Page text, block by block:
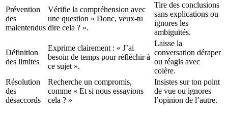
Prévention
des
malentendus
Vérifie la compréhension avec
une question « Donc, veux-tu
dire cela ? ».
Tire des conclusions
sans explications ou
ignores les
ambiguïtés.
Définition
des limites
Exprime clairement : « J’ai
besoin de temps pour réfléchir à
ce sujet ».
Laisse la
conversation déraper
ou réagis avec
colère.
Résolution
des
désaccords
Recherche un compromis,
comme « Et si nous essayions
cela ? »
Insistes sur ton point
de vue ou ignores
l’opinion de l’autre.